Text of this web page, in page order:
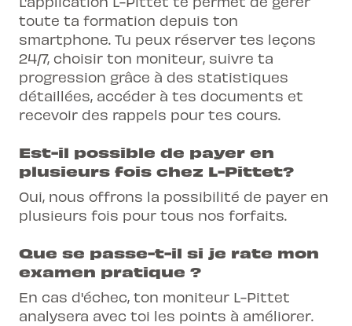
toute ta formation depuis ton
smartphone. Tu peux réserver tes leçons
24/7, choisir ton moniteur, suivre ta
progression grâce à des statistiques
détaillées, accéder à tes documents et
recevoir des rappels pour tes cours.
Est-il possible de payer en
plusieurs fois chez L-Pittet?
Oui, nous offrons la possibilité de payer en
plusieurs fois pour tous nos forfaits.
Que se passe-t-il si je rate mon
examen pratique ?
En cas d'échec, ton moniteur L-Pittet
analysera avec toi les points à améliorer.